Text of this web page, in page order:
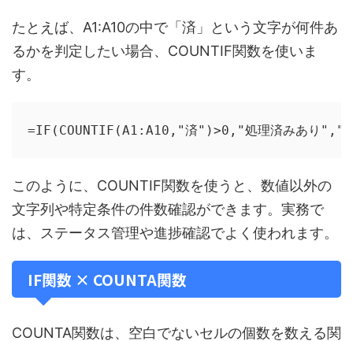
たとえば、A1:A10の中で「済」という文字が何件あ
るかを判定したい場合、COUNTIF関数を使いま
す。
=IF(COUNTIF(A1:A10,"済")>0,"処理済みあり","
このように、COUNTIF関数を使うと、数値以外の
文字列や特定条件の件数確認ができます。実務で
は、ステータス管理や進捗確認でよく使われます。
IF関数 × COUNTA関数
COUNTA関数は、空白でないセルの個数を数える関